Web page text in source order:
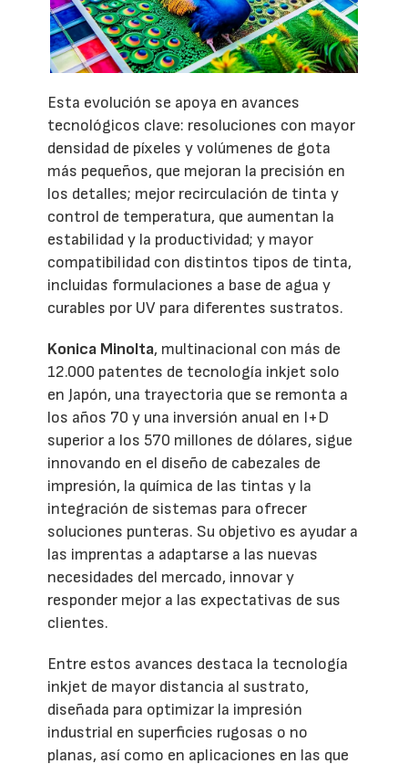
Esta evolución se apoya en avances
tecnológicos clave: resoluciones con mayor
densidad de píxeles y volúmenes de gota
más pequeños, que mejoran la precisión en
los detalles; mejor recirculación de tinta y
control de temperatura, que aumentan la
estabilidad y la productividad; y mayor
compatibilidad con distintos tipos de tinta,
incluidas formulaciones a base de agua y
curables por UV para diferentes sustratos.
Konica Minolta, multinacional con más de
12.000 patentes de tecnología inkjet solo
en Japón, una trayectoria que se remonta a
los años 70 y una inversión anual en I+D
superior a los 570 millones de dólares, sigue
innovando en el diseño de cabezales de
impresión, la química de las tintas y la
integración de sistemas para ofrecer
soluciones punteras. Su objetivo es ayudar a
las imprentas a adaptarse a las nuevas
necesidades del mercado, innovar y
responder mejor a las expectativas de sus
clientes.
Entre estos avances destaca la tecnología
inkjet de mayor distancia al sustrato,
diseñada para optimizar la impresión
industrial en superficies rugosas o no
planas, así como en aplicaciones en las que